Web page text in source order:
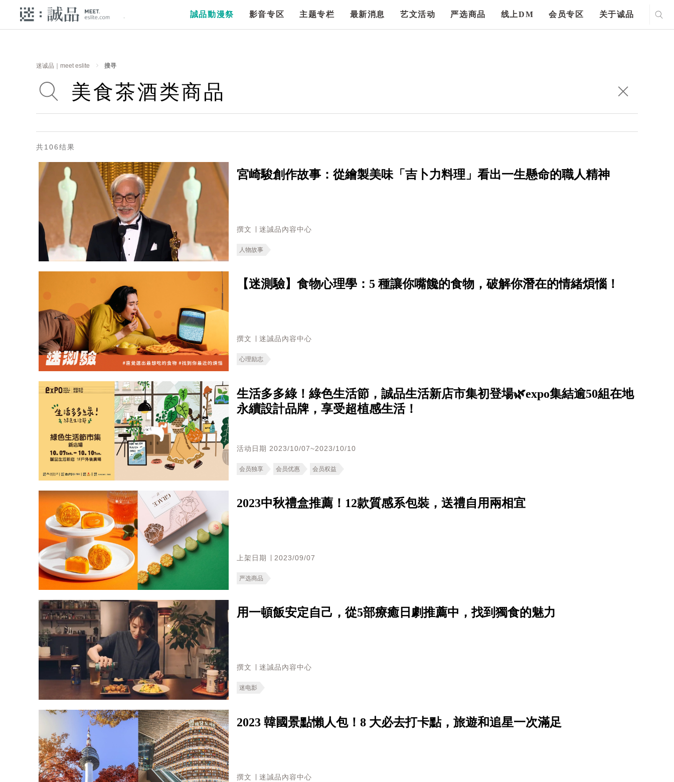
誠品動漫祭 影音专区 主题专栏 最新消息 艺文活动 严选商品 线上DM 会员专区 关于诚品
迷诚品｜meet eslite 搜寻
共106结果
宮崎駿創作故事：從繪製美味「吉卜力料理」看出一生懸命的職人精神
撰文 ∣ 迷誠品內容中心
人物故事
【迷測驗】食物心理學：5 種讓你嘴饞的食物，破解你潛在的情緒煩惱！
撰文 ∣ 迷誠品內容中心
心理励志
生活多多綠！綠色生活節，誠品生活新店市集初登場🌿expo集結逾50組在地
永續設計品牌，享受超植感生活！
活动日期 2023/10/07~2023/10/10
会员独享 会员优惠 会员权益
2023中秋禮盒推薦！12款質感系包裝，送禮自用兩相宜
上架日期 ∣ 2023/09/07
严选商品
用一頓飯安定自己，從5部療癒日劇推薦中，找到獨食的魅力
撰文 ∣ 迷誠品內容中心
迷电影
2023 韓國景點懶人包！8 大必去打卡點，旅遊和追星一次滿足
撰文 ∣ 迷誠品內容中心